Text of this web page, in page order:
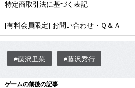
特定商取引法に基づく表記
[有料会員限定] お問い合わせ・Ｑ＆Ａ
#藤沢里菜 #藤沢秀行
ゲームの前後の記事